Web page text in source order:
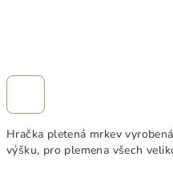
Hračka pletená mrkev
výšku, pro plemena všech